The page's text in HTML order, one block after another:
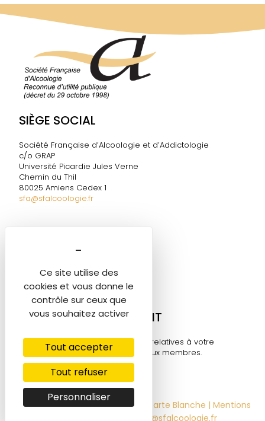
Ce site utilise des
cookies et vous donne le
contrôle sur ceux que
vous souhaitez activer
Tout accepter
Tout refuser
Personnaliser
SIÈGE SOCIAL
Société Française d’Alcoologie et d’Addictologie
c/o GRAP
Université Picardie Jules Verne
Chemin du Thil
80025 Amiens Cedex 1
sfa@sfalcoologie.fr
Tél. 06 60 58 06 05
sfa@sfalcoologie.fr
MON COMPTE ADHÉRENT
Retrouvez toutes les informations relatives à votre
compte sur cet espace réservé aux membres.
Se connecter ⟶
© 2022-2026 - SF2A | Design by Carte Blanche | Mentions
contact@sfalcoologie.fr